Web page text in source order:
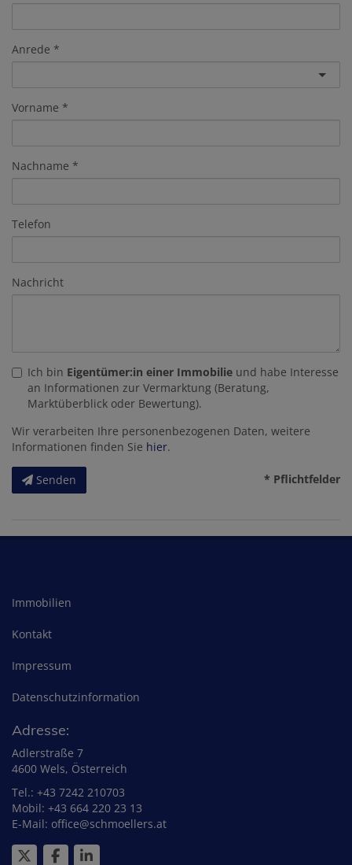
Anrede
Vorname
Nachname
Telefon
Nachricht
Ich bin Eigentümer:in einer Immobilie und habe Interesse
an Informationen zur Vermarktung (Beratung,
Marktüberblick oder Bewertung).
Wir verarbeiten Ihre personenbezogenen Daten, weitere
Informationen finden Sie hier.
Senden * Pflichtfelder
Immobilien
Kontakt
Impressum
Datenschutzinformation
Adresse:
Adlerstraße 7
4600 Wels, Österreich
Tel.: +43 7242 210703
Mobil: +43 664 220 23 13
E-Mail: office@schmoellers.at